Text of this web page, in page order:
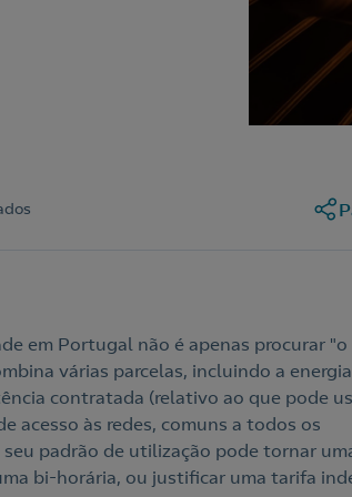
em Portugal não é apenas procurar "o
várias parcelas, incluindo a energia
contratada (relativo ao que pode
acesso às redes, comuns a todos os
padrão de utilização pode tornar
bi-horária, ou justificar uma tarifa